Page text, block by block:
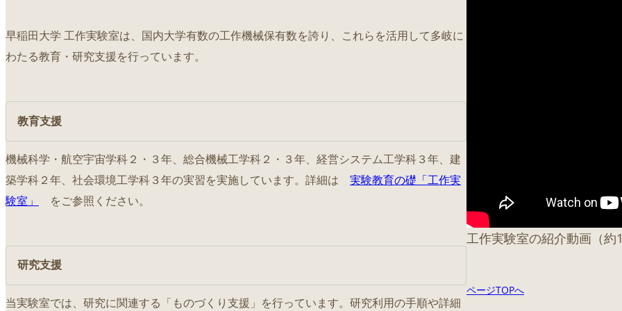
早稲田大学 工作実験室は、国内大学有数の工作機械保有数を誇り、これらを活用して多岐に
わたる教育・研究支援を行っています。
教育支援
機械科学・航空宇宙学科２・３年、総合機械工学科２・３年、経営システム工学科３年、建
築学科２年、社会環境工学科３年の実習を実施しています。詳細は 実験教育の礎「工作実
験室」
をご参照ください。
研究支援
当実験室では、研究に関連する「ものづくり支援」を行っています。研究利用の手順や詳細
工作実験室の紹介動画（約
ページTOPへ